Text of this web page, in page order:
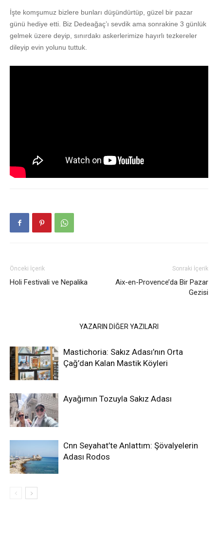
İşte komşumuz bizlere bunları düşündürtüp, güzel bir pazar
günü hediye etti. Biz Dedeağaç’ı sevdik ama sonrakine 3 günlük
gelmek üzere deyip, sınırdakı askerlerimize hayırlı tezkereler
dileyip evin yolunu tuttuk.
Önceki İçerik
Holi Festivali ve Nepalika
Sonraki İçerik
Aix-en-Provence’da Bir Pazar
Gezisi
YAZARIN DİĞER YAZILARI
Mastichoria: Sakız Adası’nın Orta
Çağ’dan Kalan Mastik Köyleri
Ayağımın Tozuyla Sakız Adası
Cnn Seyahat’te Anlattım: Şövalyelerin
Adası Rodos